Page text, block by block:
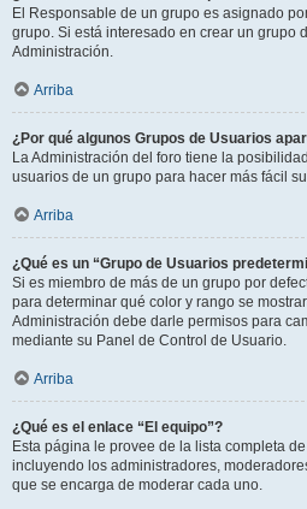
El Responsable de un grupo es asignado
grupo. Si está interesado en crear un grupo
Administración.
Arriba
¿Por qué algunos Grupos de Usuarios
La Administración del foro tiene la
usuarios de un grupo para hacer más fácil
Arriba
¿Qué es un “Grupo de Usuarios
Si es miembro de más de un grupo por
para determinar qué color y rango se
Administración debe darle permisos para
mediante su Panel de Control de Usuario.
Arriba
¿Qué es el enlace “El equipo”?
Esta página le provee de la lista completa
incluyendo los administradores,
que se encarga de moderar cada uno.